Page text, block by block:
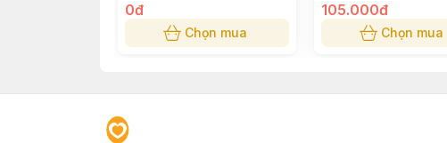
0đ
Chọn mua
105.000đ
Chọn mua